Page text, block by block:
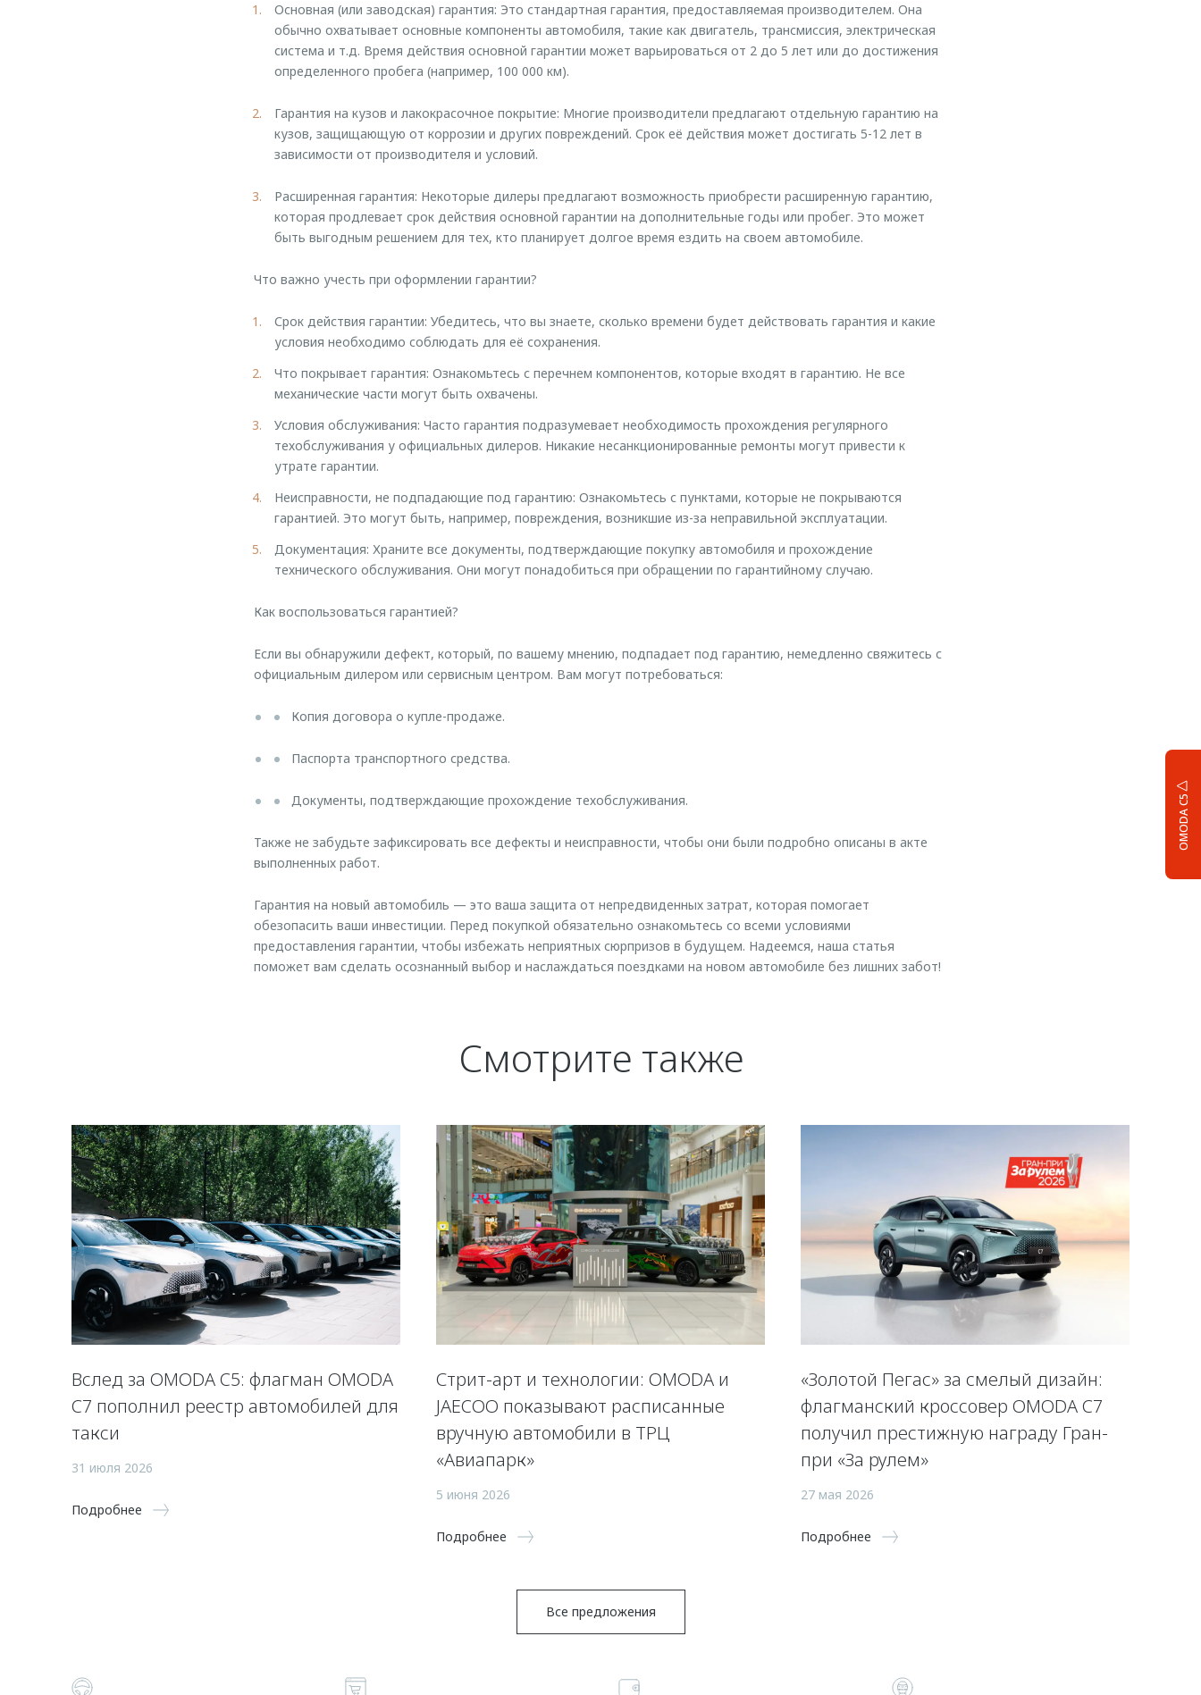
OMODA C5
Основная (или заводская) гарантия: Это стандартная гарантия, предоставляемая производителем. Она
обычно охватывает основные компоненты автомобиля, такие как двигатель, трансмиссия, электрическая
система и т.д. Время действия основной гарантии может варьироваться от 2 до 5 лет или до достижения
определенного пробега (например, 100 000 км).
Гарантия на кузов и лакокрасочное покрытие: Многие производители предлагают отдельную гарантию на
кузов, защищающую от коррозии и других повреждений. Срок её действия может достигать 5-12 лет в
зависимости от производителя и условий.
Расширенная гарантия: Некоторые дилеры предлагают возможность приобрести расширенную гарантию,
которая продлевает срок действия основной гарантии на дополнительные годы или пробег. Это может
быть выгодным решением для тех, кто планирует долгое время ездить на своем автомобиле.
Что важно учесть при оформлении гарантии?
Срок действия гарантии: Убедитесь, что вы знаете, сколько времени будет действовать гарантия и какие
условия необходимо соблюдать для её сохранения.
Что покрывает гарантия: Ознакомьтесь с перечнем компонентов, которые входят в гарантию. Не все
механические части могут быть охвачены.
Условия обслуживания: Часто гарантия подразумевает необходимость прохождения регулярного
техобслуживания у официальных дилеров. Никакие несанкционированные ремонты могут привести к
утрате гарантии.
Неисправности, не подпадающие под гарантию: Ознакомьтесь с пунктами, которые не покрываются
гарантией. Это могут быть, например, повреждения, возникшие из-за неправильной эксплуатации.
Документация: Храните все документы, подтверждающие покупку автомобиля и прохождение
технического обслуживания. Они могут понадобиться при обращении по гарантийному случаю.
Как воспользоваться гарантией?
Если вы обнаружили дефект, который, по вашему мнению, подпадает под гарантию, немедленно свяжитесь с
официальным дилером или сервисным центром. Вам могут потребоваться:
Копия договора о купле-продаже.
Паспорта транспортного средства.
Документы, подтверждающие прохождение техобслуживания.
Также не забудьте зафиксировать все дефекты и неисправности, чтобы они были подробно описаны в акте
выполненных работ.
Гарантия на новый автомобиль — это ваша защита от непредвиденных затрат, которая помогает
обезопасить ваши инвестиции. Перед покупкой обязательно ознакомьтесь со всеми условиями
предоставления гарантии, чтобы избежать неприятных сюрпризов в будущем. Надеемся, наша статья
поможет вам сделать осознанный выбор и наслаждаться поездками на новом автомобиле без лишних забот!
Смотрите также
Вслед за OMODA C5: флагман OMODA
C7 пополнил реестр автомобилей для
такси
31 июля 2026
Подробнее
Стрит-арт и технологии: OMODA и
JAECOO показывают расписанные
вручную автомобили в ТРЦ
«Авиапарк»
5 июня 2026
Подробнее
«Золотой Пегас» за смелый дизайн:
флагманский кроссовер OMODA C7
получил престижную награду Гран-
при «За рулем»
27 мая 2026
Подробнее
Все предложения